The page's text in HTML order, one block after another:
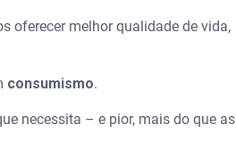
oferecer melhor qualidade de vida,
consumismo.
necessita – e pior, mais do que as